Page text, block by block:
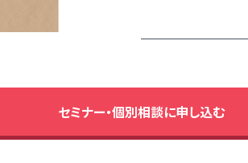
セミナー・個別相談に申し込む